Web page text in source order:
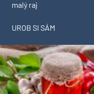
malý raj
UROB SI SÁM